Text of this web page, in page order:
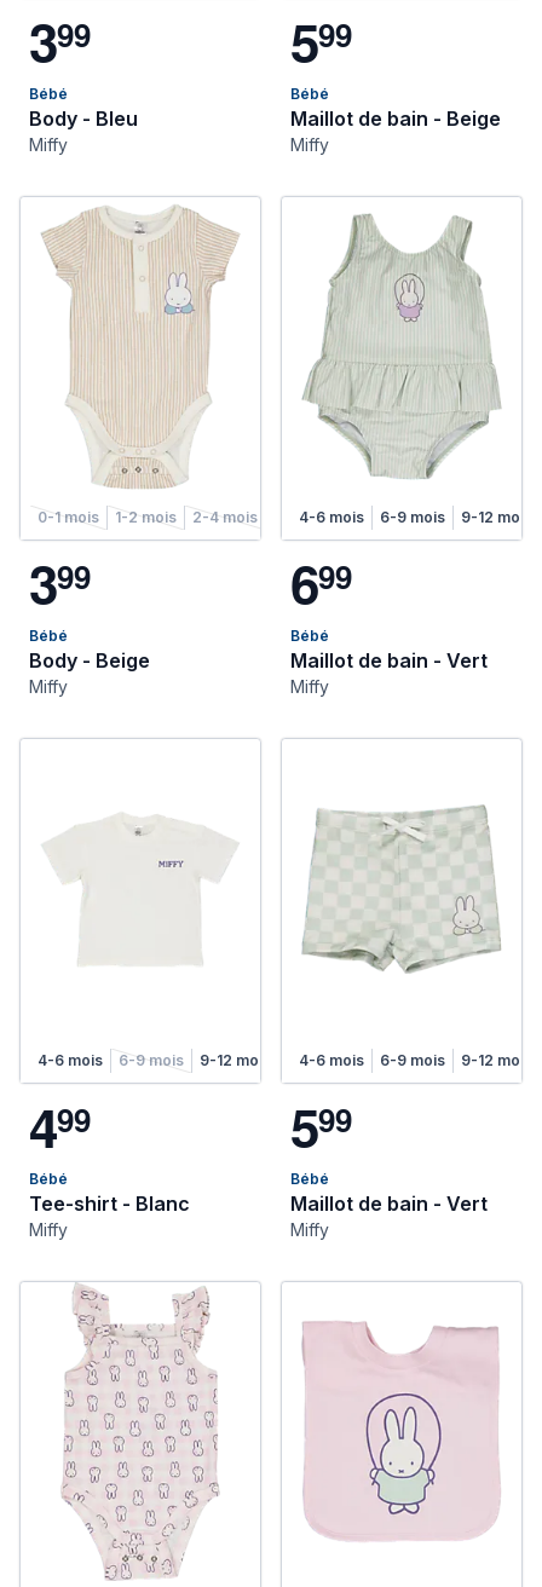
399
Bébé
Body - Bleu
Miffy
599
Bébé
Maillot de bain - Beige
Miffy
0-1 mois 1-2 mois 2-4 mois 4-6 mois 6-9 mois 9-12 mois
399
Bébé
Body - Beige
Miffy
4-6 mois 6-9 mois 9-12 mois
699
Bébé
Maillot de bain - Vert
Miffy
4-6 mois 6-9 mois 9-12 mois 12-18 mois
499
Bébé
Tee-shirt - Blanc
Miffy
4-6 mois 6-9 mois 9-12 mois
599
Bébé
Maillot de bain - Vert
Miffy